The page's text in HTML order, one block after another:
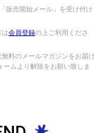
販売開始メール」を受け付け
は会員登録の上ご利用くださ
料のメールマガジンをお届け
ムより解除をお願い致しま